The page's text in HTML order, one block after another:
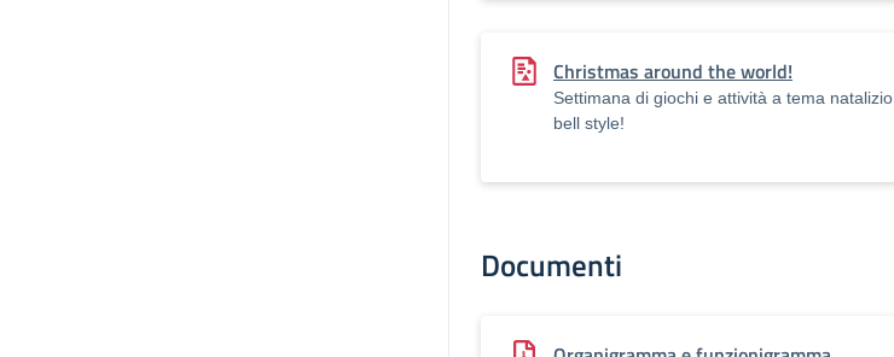
Christmas around the world!
Settimana di giochi e attività a tema natalizio
bell style!
Documenti